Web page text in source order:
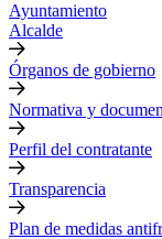
Ayuntamiento
Alcalde
Órganos de gobierno
Normativa y
Perfil del contratante
Transparencia
Plan de medidas